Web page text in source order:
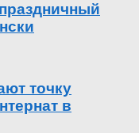
точку
в